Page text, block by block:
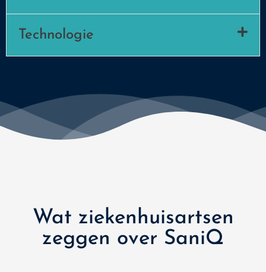
Technologie
Wat ziekenhuisartsen
zeggen over SaniQ